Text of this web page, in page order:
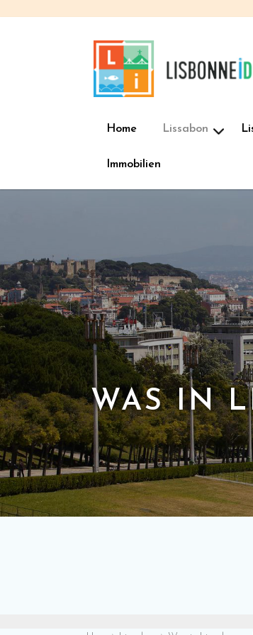
Home Lissabon
Immobilien
WAS IN